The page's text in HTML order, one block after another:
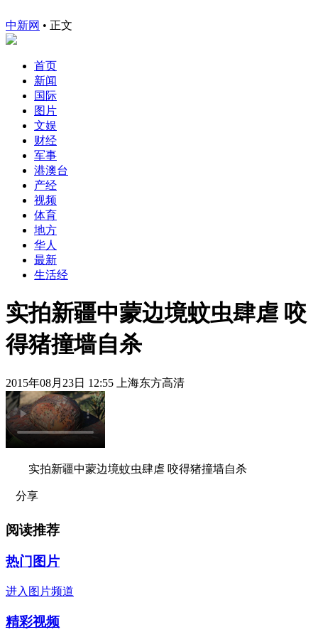
中新网 • 正文
首页
新闻
国际
图片
文娱
财经
军事
港澳台
产经
视频
体育
地方
华人
最新
生活经
实拍新疆中蒙边境蚊虫肆虐 咬
得猪撞墙自杀
2015年08月23日 12:55 上海东方高清
实拍新疆中蒙边境蚊虫肆虐 咬得猪撞墙自杀
分享
阅读推荐
热门图片
进入图片频道
精彩视频